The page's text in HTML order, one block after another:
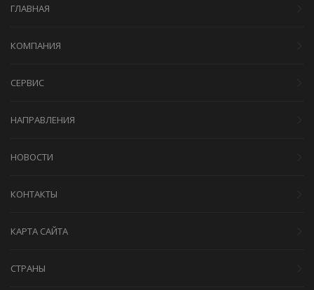
ГЛАВНАЯ
КОМПАНИЯ
СЕРВИС
НАПРАВЛЕНИЯ
НОВОСТИ
КОНТАКТЫ
КАРТА САЙТА
СТРАНЫ